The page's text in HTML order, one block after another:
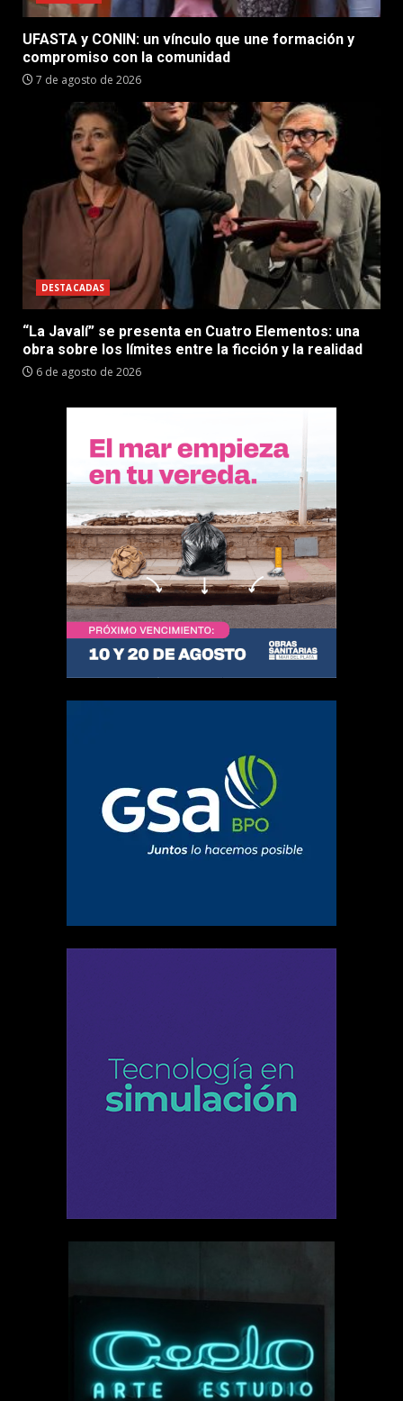
UFASTA y CONIN: un vínculo que une formación y
compromiso con la comunidad
7 de agosto de 2026
DESTACADAS
“La Javalí” se presenta en Cuatro Elementos: una
obra sobre los límites entre la ficción y la realidad
6 de agosto de 2026